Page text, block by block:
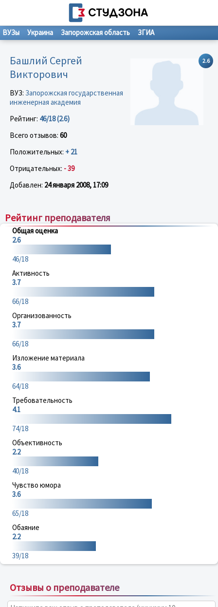
ВУЗы Украина Запорожская область ЗГИА
2.6
Башлий Сергей
Викторович
ВУЗ: Запорожская государственная
инженерная академия
Рейтинг: 46/18 (2.6)
Всего отзывов: 60
Положительных: + 21
Отрицательных: - 39
Добавлен: 24 января 2008, 17:09
Рейтинг преподавателя
Общая оценка
2.6
46/18
Активность
3.7
66/18
Организованность
3.7
66/18
Изложение материала
3.6
64/18
Требовательность
4.1
74/18
Объективность
2.2
40/18
Чувство юмора
3.6
65/18
Обаяние
2.2
39/18
Отзывы о преподавателе